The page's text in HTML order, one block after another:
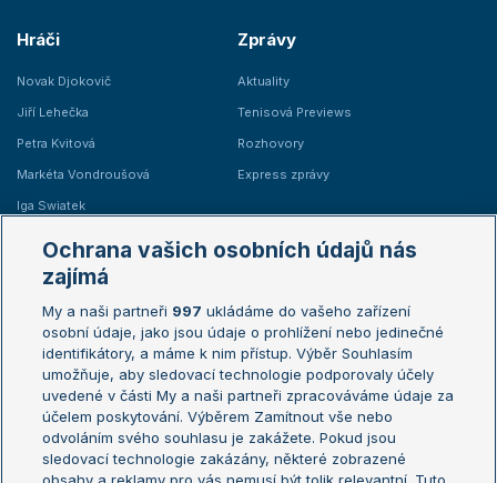
Hráči
Novak Djokovič
Jiří Lehečka
Petra Kvitová
Markéta Vondroušová
Iga Swiatek
Zprávy
Aktuality
Tenisová Previews
Rozhovory
Express zprávy
Žebříčky
Žebříček ATP (muži)
Žebříček WTA (ženy)
Sázkařský žebříček
Australian Open
French Open
Wimbledon
US Open
Turnaj mistrů
Turnaj mistryň
Ochrana vašich osobních údajů nás
zajímá
My a naši partneři 997 ukládáme do vašeho zařízení
osobní údaje, jako jsou údaje o prohlížení nebo jedinečné
identifikátory, a máme k nim přístup. Výběr Souhlasím
umožňuje, aby sledovací technologie podporovaly účely
uvedené v části My a naši partneři zpracováváme údaje za
účelem poskytování. Výběrem Zamítnout vše nebo
odvoláním svého souhlasu je zakážete. Pokud jsou
sledovací technologie zakázány, některé zobrazené